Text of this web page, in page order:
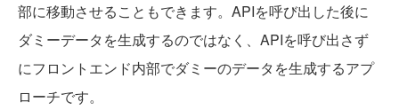
部に移動させることもできます。APIを呼び出した後に
ダミーデータを生成するのではなく、APIを呼び出さず
にフロントエンド内部でダミーのデータを生成するアプ
ローチです。